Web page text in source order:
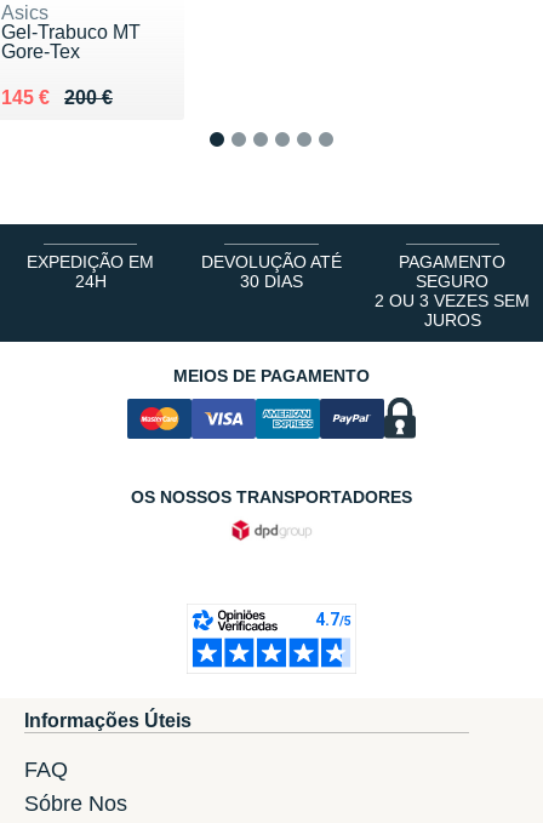
Asics
Gel-Trabuco MT
Gore-Tex
200 €
Au lieu de 200 €
145 €
Vendu 145 €
EXPEDIÇÃO EM
24H
DEVOLUÇÃO ATÉ
30 DIAS
PAGAMENTO
SEGURO
2 OU 3 VEZES SEM
JUROS
MEIOS DE PAGAMENTO
OS NOSSOS TRANSPORTADORES
Informações Úteis
FAQ
Sóbre Nos